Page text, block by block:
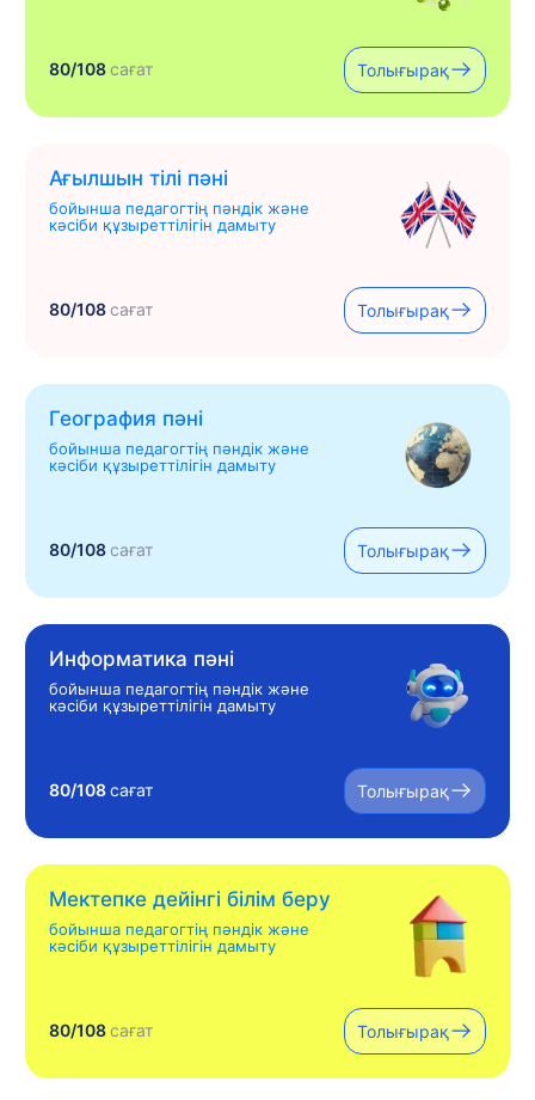
80/108сағат Толығырақ
Ағылшын тілі пәні
бойынша педагогтің пәндік және
кәсіби құзыреттілігін дамыту
80/108сағат Толығырақ
География пәні
бойынша педагогтің пәндік және
кәсіби құзыреттілігін дамыту
80/108сағат Толығырақ
Информатика пәні
бойынша педагогтің пәндік және
кәсіби құзыреттілігін дамыту
80/108сағат Толығырақ
Мектепке дейінгі білім беру
бойынша педагогтің пәндік және
кәсіби құзыреттілігін дамыту
80/108сағат Толығырақ